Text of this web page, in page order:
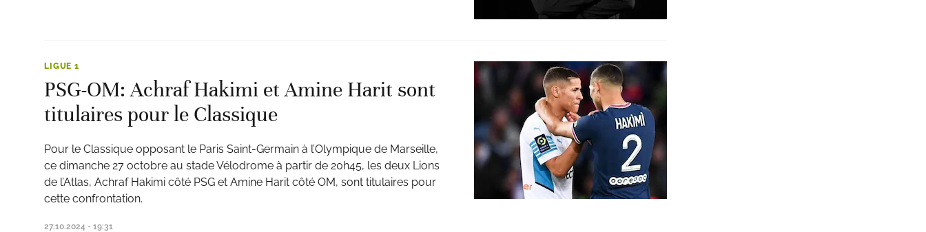
LIGUE 1
PSG-OM: Achraf Hakimi et Amine Harit sont
titulaires pour le Classique
Pour le Classique opposant le Paris Saint-Germain à l’Olympique de Marseille,
ce dimanche 27 octobre au stade Vélodrome à partir de 20h45, les deux Lions
de l’Atlas, Achraf Hakimi côté PSG et Amine Harit côté OM, sont titulaires pour
cette confrontation.
27.10.2024 - 19:31